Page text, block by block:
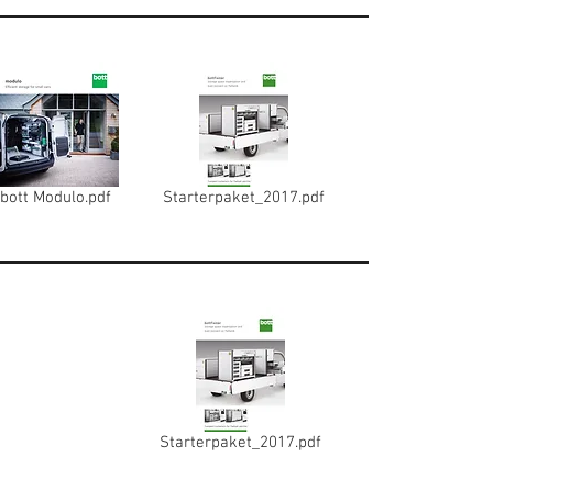
bott Modulo.pdf Starterpaket_2017.pdf
Starterpaket_2017.pdf